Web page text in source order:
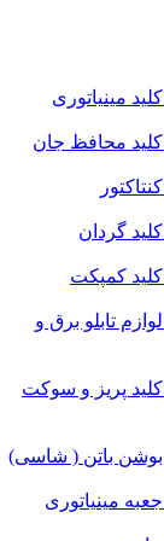
کلید مینیاتوری
کلید محافظ جان
کنتاکتور
کلید گردان
کلید کمپکت
لوازم تابلو برق و
کلید پریز و سوکت
بوشن باتن ( شاسی)
جعبه مینیاتوری